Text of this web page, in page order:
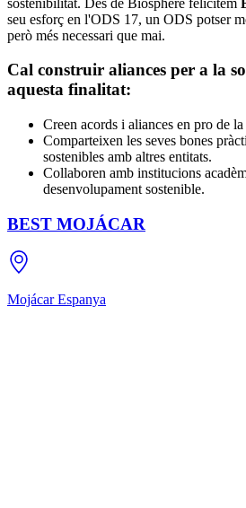
seu esforç en l'ODS 17, un ODS potser
però més necessari que mai.
Cal construir aliances per a la
aquesta finalitat:
Creen acords i aliances en pro de
Comparteixen les seves bones
sostenibles amb altres entitats.
Collaboren amb institucions
desenvolupament sostenible.
BEST MOJÁCAR
Mojácar Espanya